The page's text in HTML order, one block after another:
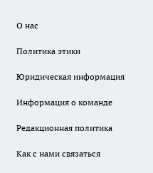
О нас
Политика этики
Юридическая информация
Информация о команде
Редакционная политика
Как с нами связаться